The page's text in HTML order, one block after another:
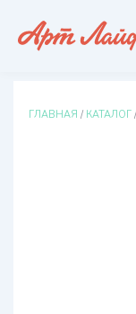
ГЛАВНАЯ / КАТАЛОГ /